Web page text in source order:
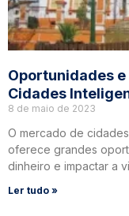
Oportunidades
Cidades
8 de maio de 2023
O mercado de
oferece grandes
dinheiro e impactar a
Ler tudo »